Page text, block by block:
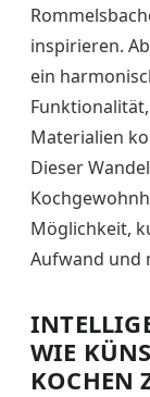
inspirieren.
ein
Materialien
Dieser
Möglichkeit,
Aufwand und
WIE
KOCHEN